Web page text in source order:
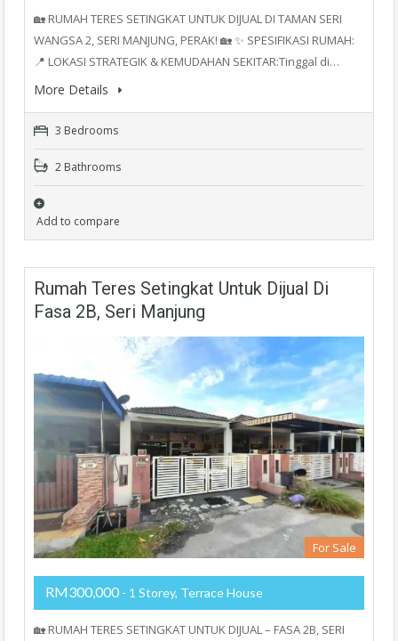
🏡 RUMAH TERES SETINGKAT UNTUK DIJUAL DI TAMAN SERI
WANGSA 2, SERI MANJUNG, PERAK! 🏡 ✨ SPESIFIKASI RUMAH:
📍 LOKASI STRATEGIK & KEMUDAHAN SEKITAR:Tinggal di…
More Details
3 Bedrooms
2 Bathrooms
Add to compare
Rumah Teres Setingkat Untuk Dijual Di
Fasa 2B, Seri Manjung
For Sale
RM300,000 - 1 Storey, Terrace House
🏡 RUMAH TERES SETINGKAT UNTUK DIJUAL – FASA 2B, SERI